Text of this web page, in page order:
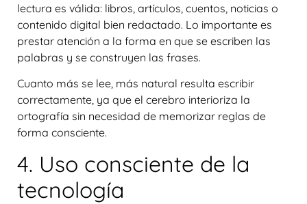
lectura es válida: libros, artículos, cuentos, noticias o
contenido digital bien redactado. Lo importante es
prestar atención a la forma en que se escriben las
palabras y se construyen las frases.
Cuanto más se lee, más natural resulta escribir
correctamente, ya que el cerebro interioriza la
ortografía sin necesidad de memorizar reglas de
forma consciente.
4. Uso consciente de la
tecnología